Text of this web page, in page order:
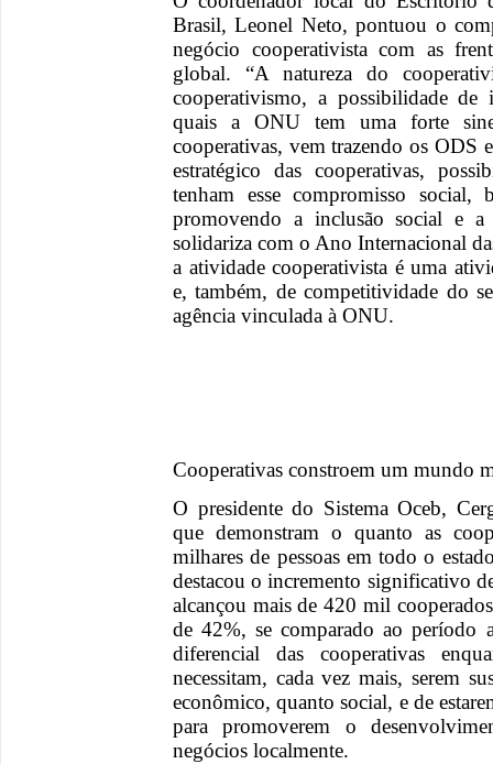
Brasil, Leonel Neto, pontuou o
negócio cooperativista com as
global. “A natureza do
cooperativismo, a possibilidade
quais a ONU tem uma forte
cooperativas, vem trazendo os ODS
estratégico das cooperativas,
tenham esse compromisso
promovendo a inclusão social e
solidariza com o Ano Internacional
a atividade cooperativista é uma
e, também, de competitividade do
agência vinculada à ONU.
Cooperativas constroem um mundo
O presidente do Sistema Oceb,
que demonstram o quanto as
milhares de pessoas em todo o
destacou o incremento significativo
alcançou mais de 420 mil
de 42%, se comparado ao período
diferencial das cooperativas
necessitam, cada vez mais, serem
econômico, quanto social, e de
para promoverem o
negócios localmente.